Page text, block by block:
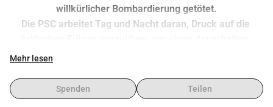
willkürlicher Bombardierung getötet.
Die PSC arbeitet Tag und Nacht daran, Druck auf die
Waffenstillstand zu fordern. Unsere Kosten sind enorm -
Antwort zu unterstützen. Vielen Dank.
Mehr lesen
Spenden Teilen